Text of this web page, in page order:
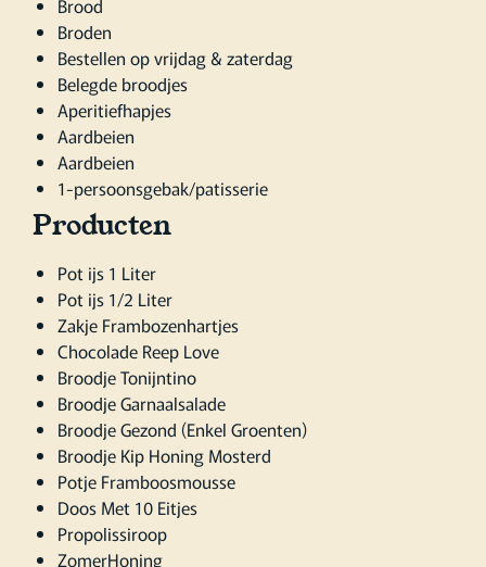
Brood
Broden
Bestellen op vrijdag & zaterdag
Belegde broodjes
Aperitiefhapjes
Aardbeien
Aardbeien
1-persoonsgebak/patisserie
Producten
Pot ijs 1 Liter
Pot ijs 1/2 Liter
Zakje Frambozenhartjes
Chocolade Reep Love
Broodje Tonijntino
Broodje Garnaalsalade
Broodje Gezond (Enkel Groenten)
Broodje Kip Honing Mosterd
Potje Framboosmousse
Doos Met 10 Eitjes
Propolissiroop
ZomerHoning